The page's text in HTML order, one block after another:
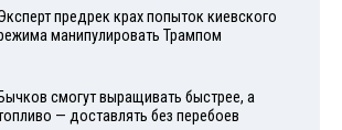
предрек крах попыток киевского
манипулировать Трампом
Бычков смогут выращивать быстрее, а
— доставлять без перебоев